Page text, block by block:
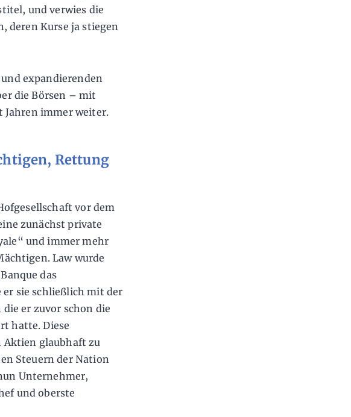
und verwies die
deren Kurse ja stiegen
expandierenden
die Börsen – mit
Jahren immer weiter.
Rettung
vor dem
zunächst private
und immer mehr
Law wurde
das
sie schließlich mit der
er zuvor schon die
hatte. Diese
Aktien glaubhaft zu
Steuern der Nation
Unternehmer,
und oberste